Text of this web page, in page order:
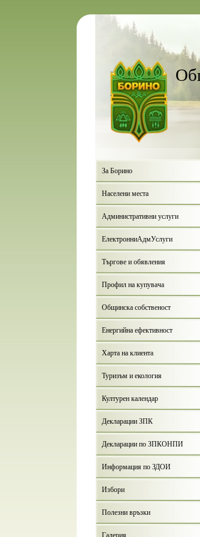
За Борино
Населени места
Административни услуги
ЕлектронниАдмУслуги
Търгове и обявления
Профил на купувача
Общинска собственост
Енергийна ефективност
Харта на клиента
Туризъм и екология
Културен календар
Декларации ЗПК
Декларации по ЗПКОНПИ
Информация по ЗДОИ
Избори
Полезни връзки
Галерия